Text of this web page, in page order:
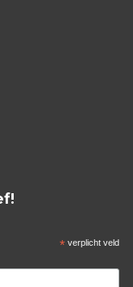
*verplicht veld